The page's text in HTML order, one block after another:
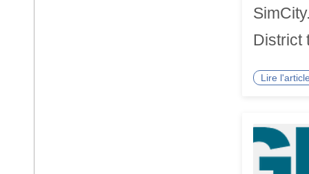
District
Lire